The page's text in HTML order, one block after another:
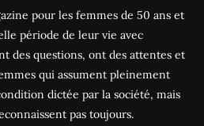
pour les femmes de 50 ans et
période de leur vie avec
des questions, ont des attentes et
qui assument pleinement
dictée par la société, mais
pas toujours.